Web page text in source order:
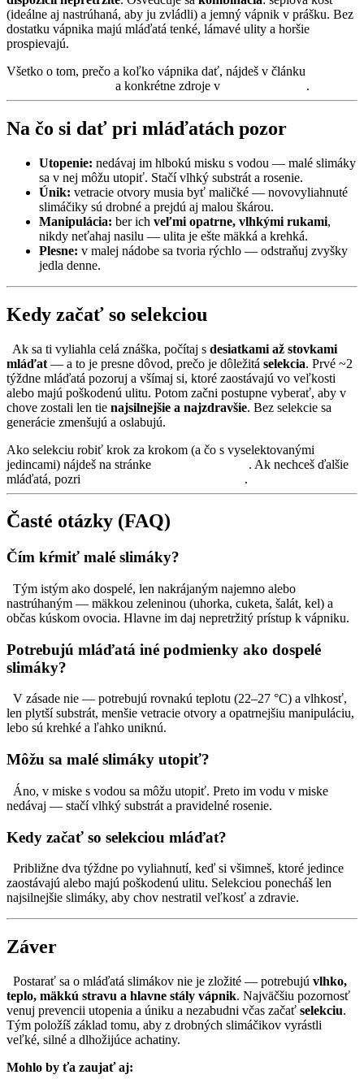
(ideálne aj nastrúhaná, aby ju zvládli) a jemný vápnik v prášku. Bez
dostatku vápnika majú mláďatá tenké, lámavé ulity a horšie
prospievajú.
Všetko o tom, prečo a koľko vápnika dať, nájdeš v článku
a konkrétne zdroje v .
Na čo si dať pri mláďatách pozor
Utopenie: nedávaj im hlbokú misku s vodou — malé slimáky
sa v nej môžu utopiť. Stačí vlhký substrát a rosenie.
Únik: vetracie otvory musia byť maličké — novovyliahnuté
slimáčiky sú drobné a prejdú aj malou škárou.
Manipulácia: ber ich veľmi opatrne, vlhkými rukami,
nikdy neťahaj nasilu — ulita je ešte mäkká a krehká.
Plesne: v malej nádobe sa tvoria rýchlo — odstraňuj zvyšky
jedla denne.
Kedy začať so selekciou
Ak sa ti vyliahla celá znáška, počítaj s desiatkami až stovkami
mláďat — a to je presne dôvod, prečo je dôležitá selekcia. Prvé ~2
týždne mláďatá pozoruj a všímaj si, ktoré zaostávajú vo veľkosti
alebo majú poškodenú ulitu. Potom začni postupne vyberať, aby v
chove zostali len tie najsilnejšie a najzdravšie. Bez selekcie sa
generácie zmenšujú a oslabujú.
Ako selekciu robiť krok za krokom (a čo s vyselektovanými
jedincami) nájdeš na stránke
. Ak nechceš ďalšie
mláďatá, pozri
.
Časté otázky (FAQ)
Čím kŕmiť malé slimáky?
Tým istým ako dospelé, len nakrájaným najemno alebo
nastrúhaným — mäkkou zeleninou (uhorka, cuketa, šalát, kel) a
občas kúskom ovocia. Hlavne im daj nepretržitý prístup k vápniku.
Potrebujú mláďatá iné podmienky ako dospelé
slimáky?
V zásade nie — potrebujú rovnakú teplotu (22–27 °C) a vlhkosť,
len plytší substrát, menšie vetracie otvory a opatrnejšiu manipuláciu,
lebo sú krehké a ľahko uniknú.
Môžu sa malé slimáky utopiť?
Áno, v miske s vodou sa môžu utopiť. Preto im vodu v miske
nedávaj — stačí vlhký substrát a pravidelné rosenie.
Kedy začať so selekciou mláďat?
Približne dva týždne po vyliahnutí, keď si všimneš, ktoré jedince
zaostávajú alebo majú poškodenú ulitu. Selekciou ponecháš len
najsilnejšie slimáky, aby chov nestratil veľkosť a zdravie.
Záver
Postarať sa o mláďatá slimákov nie je zložité — potrebujú vlhko,
teplo, mäkkú stravu a hlavne stály vápnik. Najväčšiu pozornosť
venuj prevencii utopenia a úniku a nezabudni včas začať selekciu.
Tým položíš základ tomu, aby z drobných slimáčikov vyrástli
veľké, silné a dlhožijúce achatiny.
Mohlo by ťa zaujať aj: